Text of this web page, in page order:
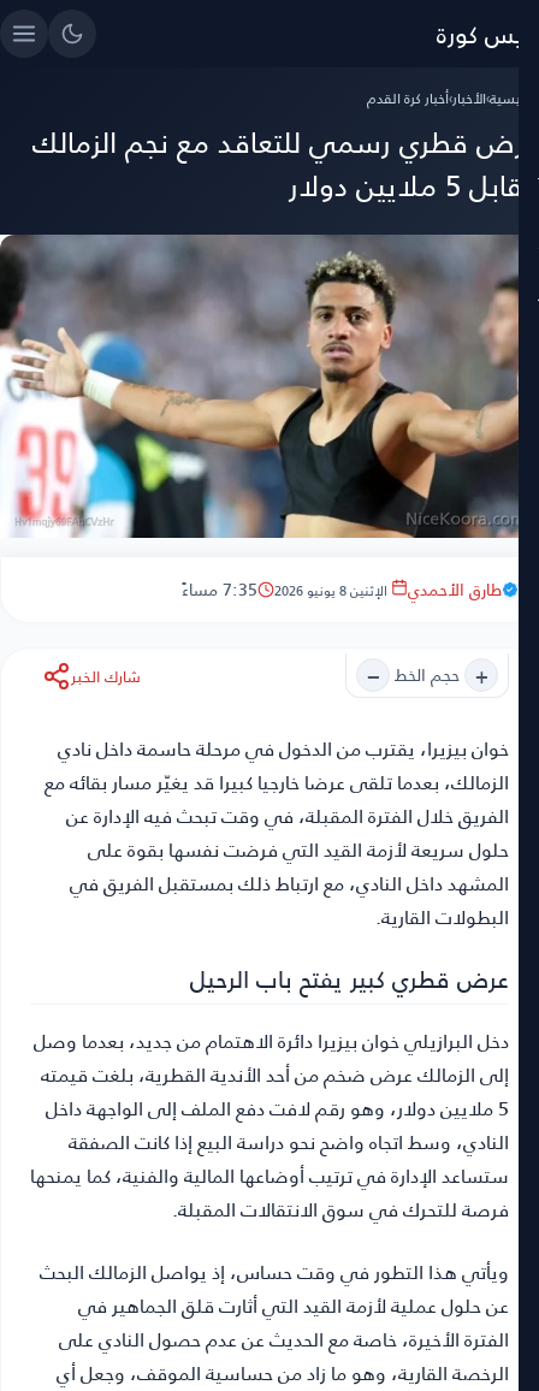
كورة
›الأخبار›أخبار كرة القدم
قطري رسمي للتعاقد مع نجم الزمالك
5 ملايين دولار
طارق الأحمدي الإثنين 8 يونيو 2026 7:35 مساءً
+ حجم الخط − شارك الخبر
خوان بيزيرا، يقترب من الدخول في مرحلة حاسمة داخل نادي
الزمالك، بعدما تلقى عرضا خارجيا كبيرا قد يغيّر مسار بقائه مع
الفريق خلال الفترة المقبلة، في وقت تبحث فيه الإدارة عن
حلول سريعة لأزمة القيد التي فرضت نفسها بقوة على
المشهد داخل النادي، مع ارتباط ذلك بمستقبل الفريق في
البطولات القارية.
عرض قطري كبير يفتح باب الرحيل
دخل البرازيلي خوان بيزيرا دائرة الاهتمام من جديد، بعدما وصل
إلى الزمالك عرض ضخم من أحد الأندية القطرية، بلغت قيمته
5 ملايين دولار، وهو رقم لافت دفع الملف إلى الواجهة داخل
النادي، وسط اتجاه واضح نحو دراسة البيع إذا كانت الصفقة
ستساعد الإدارة في ترتيب أوضاعها المالية والفنية، كما يمنحها
فرصة للتحرك في سوق الانتقالات المقبلة.
ويأتي هذا التطور في وقت حساس، إذ يواصل الزمالك البحث
عن حلول عملية لأزمة القيد التي أثارت قلق الجماهير في
الفترة الأخيرة، خاصة مع الحديث عن عدم حصول النادي على
الرخصة القارية، وهو ما زاد من حساسية الموقف، وجعل أي